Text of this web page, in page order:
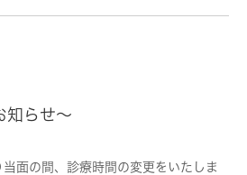
知らせ～
面の間、診療時間の変更をいたしま